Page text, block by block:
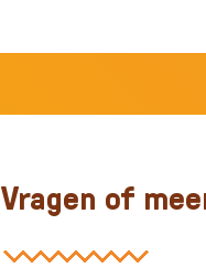
Vragen of